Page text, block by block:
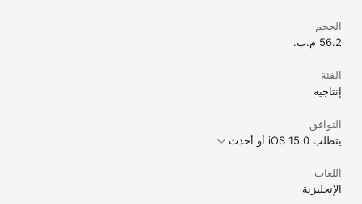
الحجم
56.2 م.ب.
الفئة
إنتاجية
التوافق
يتطلب iOS 15.0 أو أحدث
اللغات
الإنجليزية